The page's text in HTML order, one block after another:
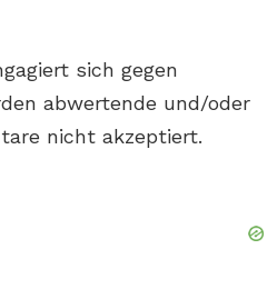
sich gegen
abwertende und/oder
nicht akzeptiert.